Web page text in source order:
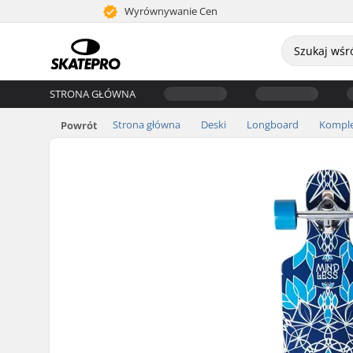
Wyrównywanie Cen
STRONA GŁÓWNA
Powrót Strona główna Deski Longboard